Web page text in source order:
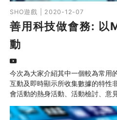
SHO遊戲 | 2020-12-07
善用科技做會務:
動
今次為大家介紹其中一個較為常用
互動及即時顯示所收集數據的特性
會活動的熱身活動、活動檢討、意